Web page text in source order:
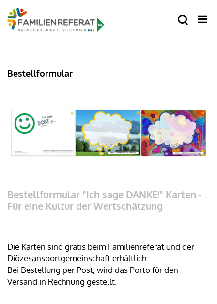
Bestellformular
Bestellformular "Ich sage DANKE!" Karten -
Für eine Kultur der Wertschätzung
Die Karten sind gratis beim Familienreferat und der
Diözesansportgemeinschaft erhältlich.
Bei Bestellung per Post, wird das Porto für den
Versand in Rechnung gestellt.